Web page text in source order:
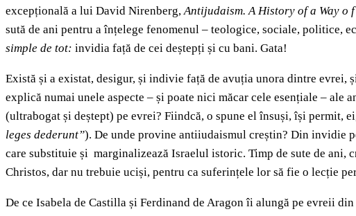
excepțională a lui David Nirenberg,Antijudaism. A History of a Way o
sută de ani pentru a înțelege fenomenul – teologice, sociale, politice,
simple de tot: invidia față de cei deștepți și cu bani. Gata!
Există și a existat, desigur, și indivie față de avuția unora dintre
explică numai unele aspecte – și poate nici măcar cele esențiale –
(ultrabogat și deștept) pe evrei? Fiindcă, o spune el însuși, își permit,
leges dederunt”). De unde provine antiiudaismul creștin? Din invidie
care substituie și marginalizează Israelul istoric. Timp de sute de
Christos, dar nu trebuie uciși, pentru ca suferințele lor să fie o lecție
De ce Isabela de Castilla și Ferdinand de Aragon îi alungă pe evreii